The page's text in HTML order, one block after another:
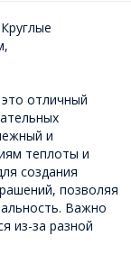
отличный
и
теплоты и
создания
позволяя
Важно
из-за разной